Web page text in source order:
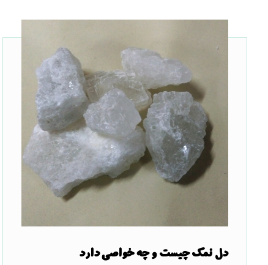
دل نمک چیست و چه خواصی دارد